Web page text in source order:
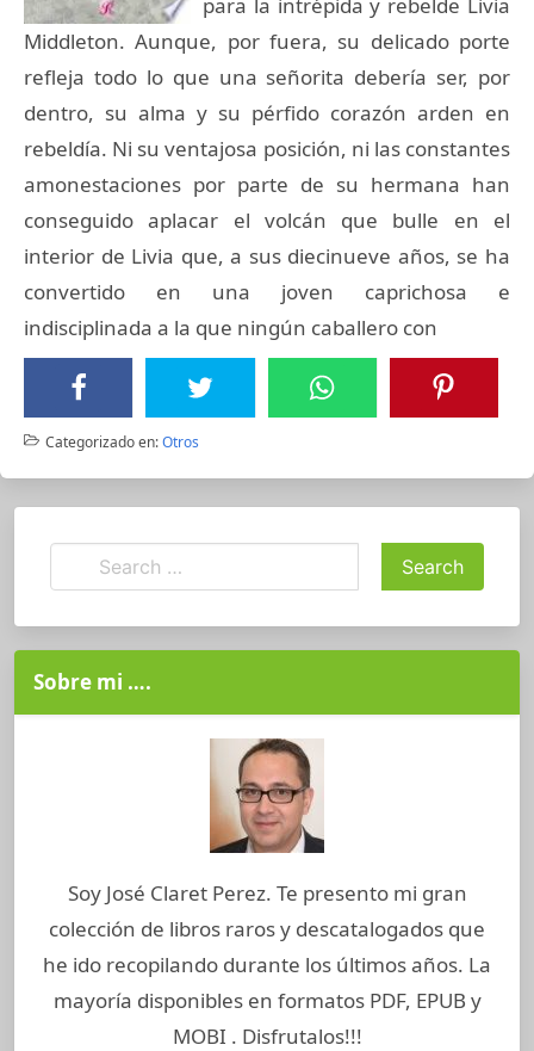
Middleton. Aunque, por fuera, su delicado porte
refleja todo lo que una señorita debería ser, por
dentro, su alma y su pérfido corazón arden en
rebeldía. Ni su ventajosa posición, ni las constantes
amonestaciones por parte de su hermana han
conseguido aplacar el volcán que bulle en el
interior de Livia que, a sus diecinueve años, se ha
convertido en una joven caprichosa e
indisciplinada a la que ningún caballero con
Categorizado en:Otros
Sobre mi ….
Soy José Claret Perez. Te presento mi gran
colección de libros raros y descatalogados que
he ido recopilando durante los últimos años. La
mayoría disponibles en formatos PDF, EPUB y
MOBI . Disfrutalos!!!